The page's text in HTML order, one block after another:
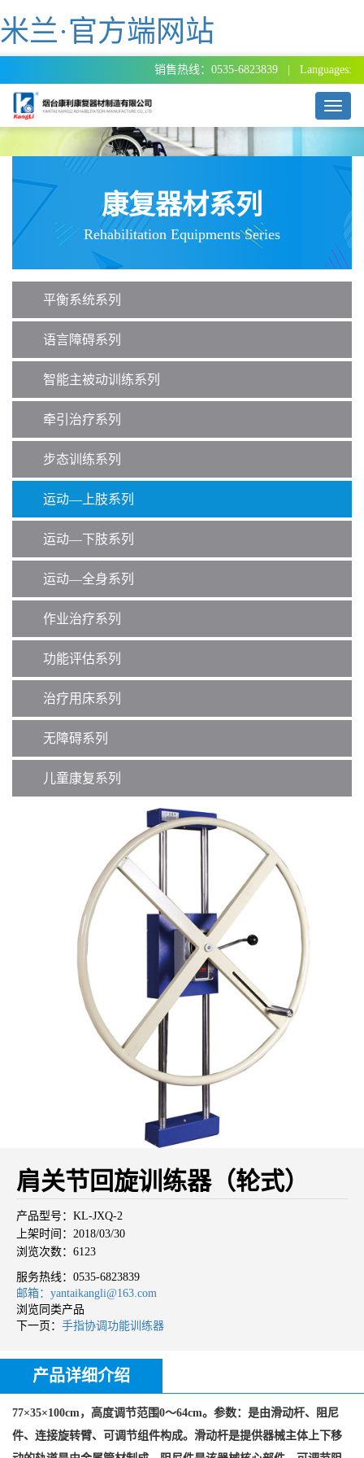
米兰·官方端网站
销售热线：0535-6823839 | Languages:
T
o
g
i
g
i
康复器材系列
Rehabilitation Equipments Series
平衡系统系列
语言障碍系列
智能主被动训练系列
牵引治疗系列
步态训练系列
运动—上肢系列
运动—下肢系列
运动—全身系列
作业治疗系列
功能评估系列
治疗用床系列
无障碍系列
儿童康复系列
肩关节回旋训练器（轮式）
产品型号：KL-JXQ-2
上架时间：2018/03/30
浏览次数：6123
服务热线： 0535-6823839
邮箱：yantaikangli@163.com
浏览同类产品
下一页： 手指协调功能训练器
产品详细介绍
77×35×100cm，高度调节范围0～64cm。参数：是由滑动杆、阻尼
件、连接旋转臂、可调节组件构成。滑动杆是提供器械主体上下移